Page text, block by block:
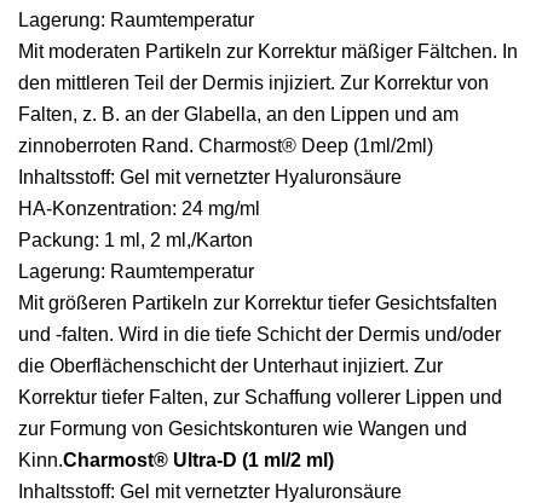
Lagerung: Raumtemperatur
Mit moderaten Partikeln zur Korrektur mäßiger Fältchen. In
den mittleren Teil der Dermis injiziert. Zur Korrektur von
Falten, z. B. an der Glabella, an den Lippen und am
zinnoberroten Rand. Charmost® Deep (1ml/2ml)
Inhaltsstoff: Gel mit vernetzter Hyaluronsäure
HA-Konzentration: 24 mg/ml
Packung: 1 ml, 2 ml,/Karton
Lagerung: Raumtemperatur
Mit größeren Partikeln zur Korrektur tiefer Gesichtsfalten
und -falten. Wird in die tiefe Schicht der Dermis und/oder
die Oberflächenschicht der Unterhaut injiziert. Zur
Korrektur tiefer Falten, zur Schaffung vollerer Lippen und
zur Formung von Gesichtskonturen wie Wangen und
Kinn.Charmost® Ultra-D (1 ml/2 ml)
Inhaltsstoff: Gel mit vernetzter Hyaluronsäure